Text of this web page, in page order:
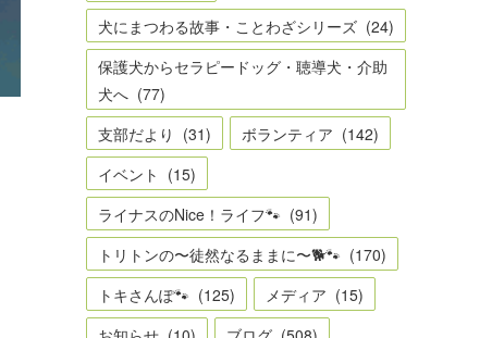
犬にまつわる故事・ことわざシリーズ (24)
保護犬からセラピードッグ・聴導犬・介助
犬へ (77)
支部だより (31) ボランティア (142)
イベント (15)
ライナスのNice！ライフ🐾 (91)
トリトンの〜徒然なるままに〜🐕🐾 (170)
トキさんぽ🐾 (125) メディア (15)